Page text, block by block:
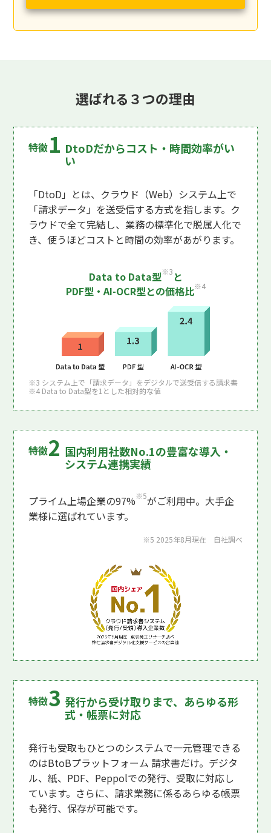
選ばれる３つの理由
DtoDだからコスト・時間効率がい
い
「DtoD」とは、クラウド（Web）システム上で
「請求データ」を送受信する方式を指します。ク
ラウドで全て完結し、業務の標準化で脱属人化で
き、使うほどコストと時間の効率があがります。
Data to Data型※3 と
PDF型・AI-OCR型との価格比※4
※3 システム上で「請求データ」をデジタルで送受信する請求書
※4 Data to Data型を1とした相対的な値
国内利用社数No.1の豊富な導入・
システム連携実績
プライム上場企業の97%※5がご利用中。大手企
業様に選ばれています。
※5 2025年8月現在 自社調べ
発行から受け取りまで、あらゆる形
式・帳票に対応
発行も受取もひとつのシステムで一元管理できる
のはBtoBプラットフォーム 請求書だけ。デジタ
ル、紙、PDF、Peppolでの発行、受取に対応し
ています。さらに、請求業務に係るあらゆる帳票
も発行、保存が可能です。